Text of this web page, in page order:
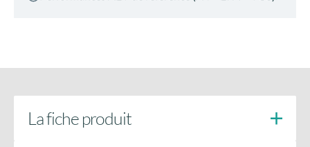
La fiche produit